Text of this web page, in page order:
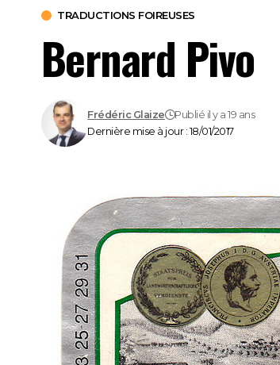
TRADUCTIONS FOIREUSES
Bernard Pivo
Dernière mise à jour : 18/01/2017
Frédéric Glaize Publié il y a 19 ans